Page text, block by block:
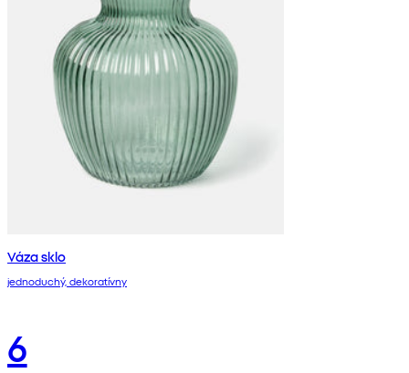
Váza sklo
jednoduchý, dekoratívny
6